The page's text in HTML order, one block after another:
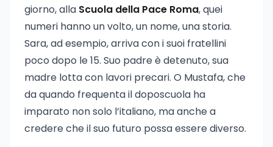
giorno, alla Scuola della Pace Roma, quei
numeri hanno un volto, un nome, una storia.
Sara, ad esempio, arriva con i suoi fratellini
poco dopo le 15. Suo padre è detenuto, sua
madre lotta con lavori precari. O Mustafa, che
da quando frequenta il doposcuola ha
imparato non solo l’italiano, ma anche a
credere che il suo futuro possa essere diverso.